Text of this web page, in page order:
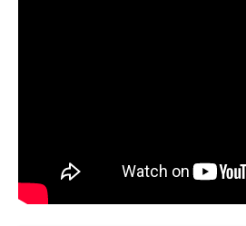
マーケ×ITの今がよく分かる